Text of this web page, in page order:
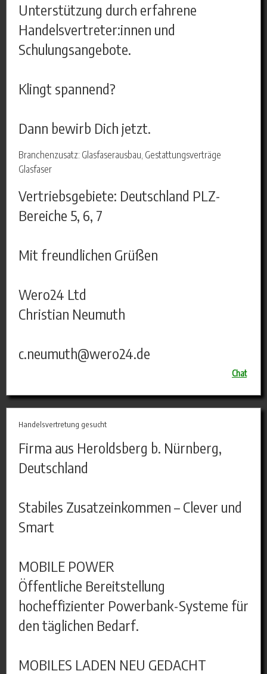
Unterstützung durch erfahrene
Handelsvertreter:innen und
Schulungsangebote.
Klingt spannend?
Dann bewirb Dich jetzt.
Branchenzusatz: Glasfaserausbau, Gestattungsverträge
Glasfaser
Vertriebsgebiete: Deutschland PLZ-
Bereiche 5, 6, 7
Mit freundlichen Grüßen
Wero24 Ltd
Christian Neumuth
c.neumuth@wero24.de
Chat
Handelsvertretung gesucht
Firma aus Heroldsberg b. Nürnberg,
Deutschland
Stabiles Zusatzeinkommen – Clever und
Smart
MOBILE POWER
Öffentliche Bereitstellung
hocheffizienter Powerbank-Systeme für
den täglichen Bedarf.
MOBILES LADEN NEU GEDACHT